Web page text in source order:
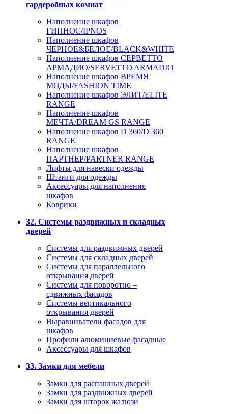
гардеробных комнат
Наполнение шкафов
ГИПНОС/IPNOS
Наполнение шкафов
ЧЕРНОЕ&БЕЛОЕ/BLACK&WHITE
Наполнение шкафов СЕРВЕТТО
АРМАДИО/SERVETTO ARMADIO
Наполнение шкафов ВРЕМЯ
МОДЫ/FASHION TIME
Наполнение шкафов ЭЛИТ/ELITE
RANGE
Наполнение шкафов
МЕЧТА/DREAM GS RANGE
Наполнение шкафов D 360/D 360
RANGE
Наполнение шкафов
ПАРТНЕР/PARTNER RANGE
Лифты для навески одежды
Штанги для одежды
Аксессуары для наполнения
шкафов
Коврики
32. Системы раздвижных и складных
дверей
Системы для раздвижных дверей
Системы для складных дверей
Системы для параллельного
открывания дверей
Системы для поворотно –
сдвижных фасадов
Системы вертикального
открывания дверей
Выравниватели фасадов для
шкафов
Профили алюминиевые фасадные
Аксессуары для шкафов
33. Замки для мебели
Замки для распашных дверей
Замки для раздвижных дверей
Замки для шторок жалюзи